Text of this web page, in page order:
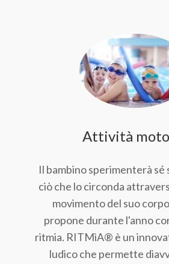
Attività
Il bambino sperimenterà
ciò che lo circonda
movimento del suo
propone durante l'anno
ritmia. RITMìA® è un
ludico che permette